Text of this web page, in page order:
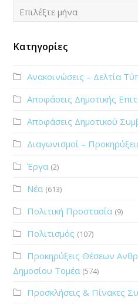
Ιστορικό
Επιλέξτε μήνα
Κατηγορίες
Ανακοινώσεις – Δελτία
Αποφάσεις Δημοτικής
Αποφάσεις Δημοτικού
Διαγωνισμοί –
Έργα (2)
Νέα (613)
Πολιτική Προστασία (9)
Πολιτισμός (107)
Προκηρύξεις Θέσεων
Δημοσίου Τομέα (574)
Προσκλήσεις & Πίνακες